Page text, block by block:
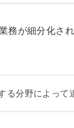
が細分化さ
分野によって